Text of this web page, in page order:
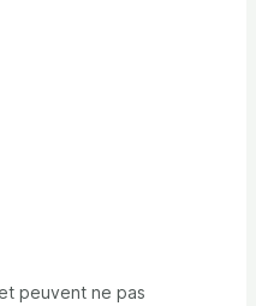
peuvent ne pas